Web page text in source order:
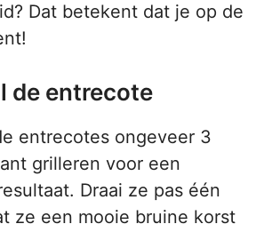
Dat betekent dat je op de
de entrecote
entrecotes ongeveer 3
grilleren voor een
Draai ze pas één
ze een mooie bruine korst